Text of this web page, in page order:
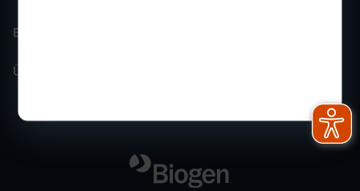
Biogen für mich
Biogen Für mich-Startseite
Über uns
Über Biogen
Impressum